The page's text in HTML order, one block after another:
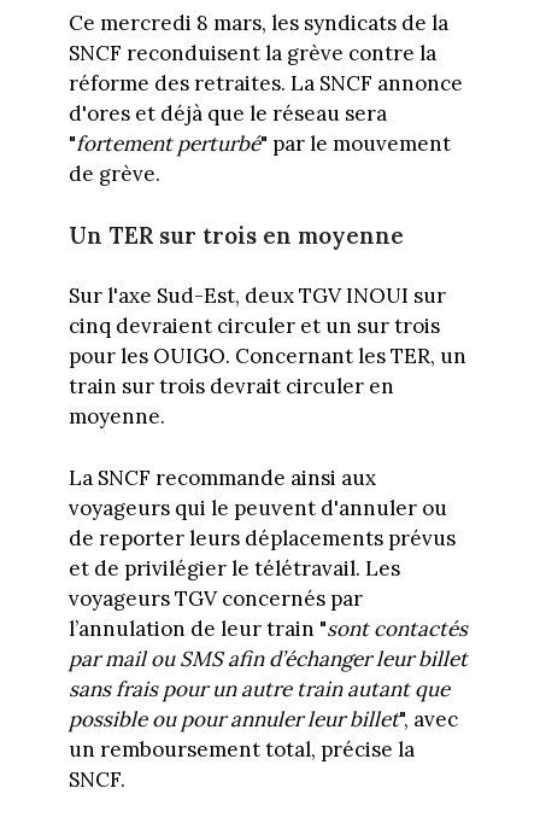
Ce mercredi 8 mars, les syndicats de la
SNCF reconduisent la grève contre la
réforme des retraites. La SNCF annonce
d'ores et déjà que le réseau sera
"fortement perturbé" par le mouvement
de grève.
Un TER sur trois en moyenne
Sur l'axe Sud-Est, deux TGV INOUI sur
cinq devraient circuler et un sur trois
pour les OUIGO. Concernant les TER, un
train sur trois devrait circuler en
moyenne.
La SNCF recommande ainsi aux
voyageurs qui le peuvent d'annuler ou
de reporter leurs déplacements prévus
et de privilégier le télétravail. Les
voyageurs TGV concernés par
l’annulation de leur train "sont contactés
par mail ou SMS afin d’échanger leur billet
sans frais pour un autre train autant que
possible ou pour annuler leur billet", avec
un remboursement total, précise la
SNCF.